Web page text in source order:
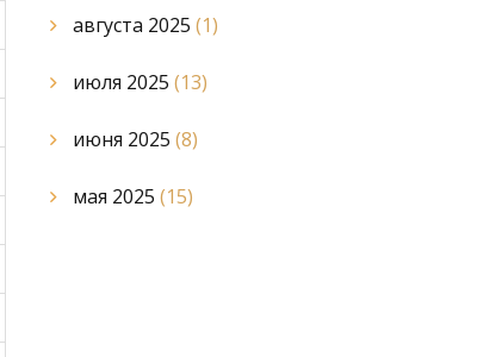
августа 2025 (1)
июля 2025 (13)
июня 2025 (8)
мая 2025 (15)